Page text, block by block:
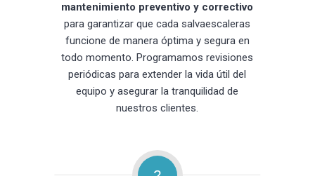
mantenimiento preventivo y correctivo
para garantizar que cada salvaescaleras
funcione de manera óptima y segura en
todo momento. Programamos revisiones
periódicas para extender la vida útil del
equipo y asegurar la tranquilidad de
nuestros clientes.